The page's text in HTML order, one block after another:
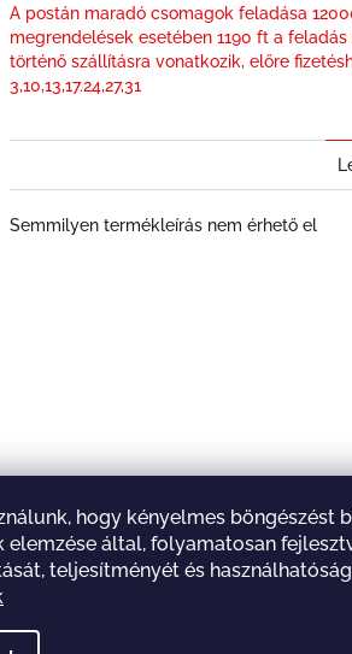
hogy kényelmes böngészést
elemzése által, folyamatosan
teljesítményét és
A postán maradó csomagok feladása
megrendelések esetében 1190 ft a
történő szállításra vonatkozik, előre
3,10,13,17.24,27,31
Semmilyen termékleírás nem érhető el
A Manóművek